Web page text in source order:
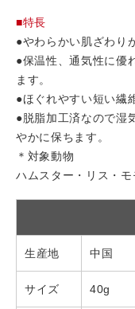
■特長
●やわらかい肌ざわり
●保温性、通気性に優
ます。
●ほぐれやすい短い繊
●脱脂加工済なので湿
やかに保ちます。
＊対象動物
ハムスター・リス・
生産地 中国
サイズ 40g